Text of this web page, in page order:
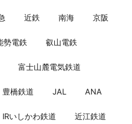
近鉄 南海 京阪
勢電鉄 叡山電鉄
富士山麓電気鉄道
豊橋鉄道 JAL ANA
IRいしかわ鉄道 近江鉄道